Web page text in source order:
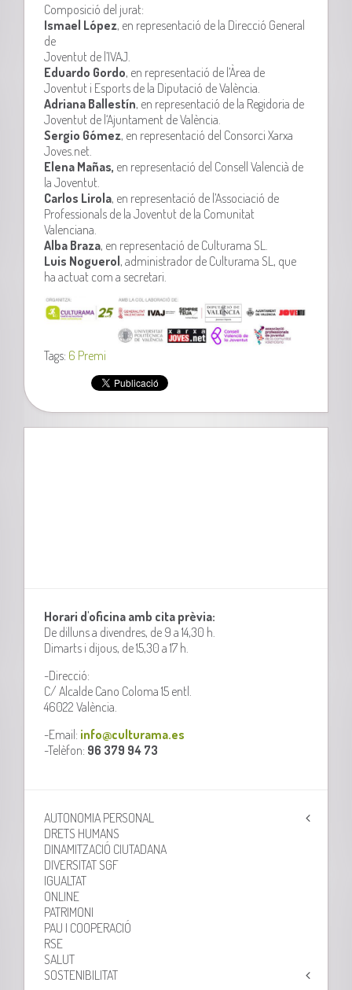
Composició del jurat:
Ismael López, en representació de la Direcció General
de
Joventut de l’IVAJ
Eduardo Gordo, en representació de l’Àrea de
Joventut i Esports de la Diputació de València.
Adriana Ballestín, en representació de la Regidoria de
Joventut de l‘Ajuntament de València.
Sergio Gómez, en representació del Consorci Xarxa
Joves.net.
Elena Mañas, en representació del Consell Valencià de
la Joventut.
Carlos Lirola, en representació de l’Associació de
Professionals de la Joventut de la Comunitat
Valenciana.
Alba Braza, en representació de Culturama SL.
Luis Noguerol, administrador de Culturama SL, que
ha actuat com a secretari.
Tags: 6 Premi
Horari d'oficina amb cita prèvia:
De dilluns a divendres, de 9 a 14,30 h.
Dimarts i dijous, de 15,30 a 17 h.
-Direcció:
C/ Alcalde Cano Coloma 15 entl.
46022 València.
-Email: info@culturama.es
-Telèfon: 96 379 94 73
AUTONOMIA PERSONAL
DRETS HUMANS
DINAMITZACIÓ CIUTADANA
DIVERSITAT SGF
IGUALTAT
ONLINE
PATRIMONI
PAU I COOPERACIÓ
RSE
SALUT
SOSTENIBILITAT